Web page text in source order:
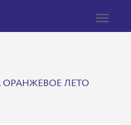
Toggle
ОРАНЖЕВОЕ ЛЕТО